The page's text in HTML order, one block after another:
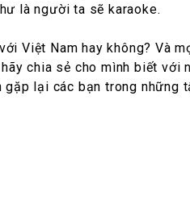
là người ta sẽ karaoke.
Việt Nam hay không? Và
chia sẻ cho mình biết
lại các bạn trong những